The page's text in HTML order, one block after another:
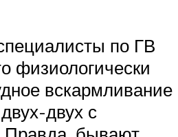
по ГВ
физиологически
вскармливание
двух с